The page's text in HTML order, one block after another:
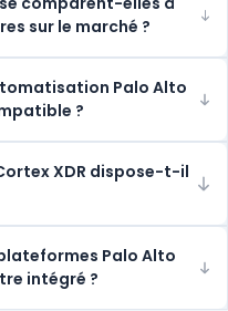
sur le marché ?
Palo Alto
?
XDR dispose-t-il
Palo Alto
intégré ?